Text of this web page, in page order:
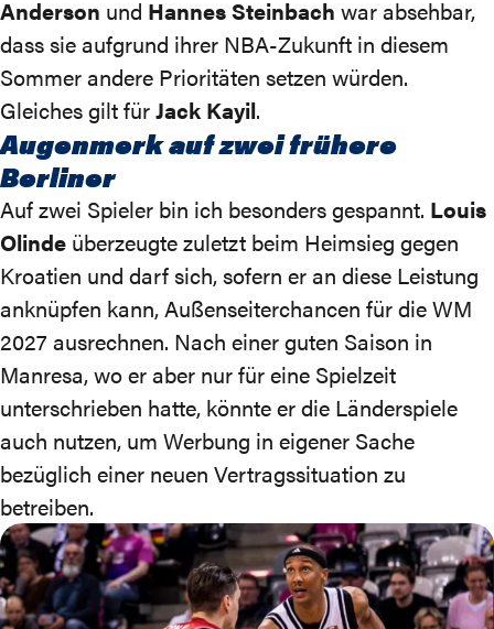
Anderson und Hannes Steinbach war absehbar,
dass sie aufgrund ihrer NBA-Zukunft in diesem
Sommer andere Prioritäten setzen würden.
Gleiches gilt fürJack Kayil.
Augenmerk auf zwei frühere
Berliner
Auf zwei Spieler bin ich besonders gespannt. Louis
Olinde überzeugte zuletzt beim Heimsieg gegen
Kroatien und darf sich, sofern er an diese Leistung
anknüpfen kann, Außenseiterchancen für die WM
2027 ausrechnen. Nach einer guten Saison in
Manresa, wo er aber nur für eine Spielzeit
unterschrieben hatte, könnte er die Länderspiele
auch nutzen, um Werbung in eigener Sache
bezüglich einer neuen Vertragssituation zu
betreiben.